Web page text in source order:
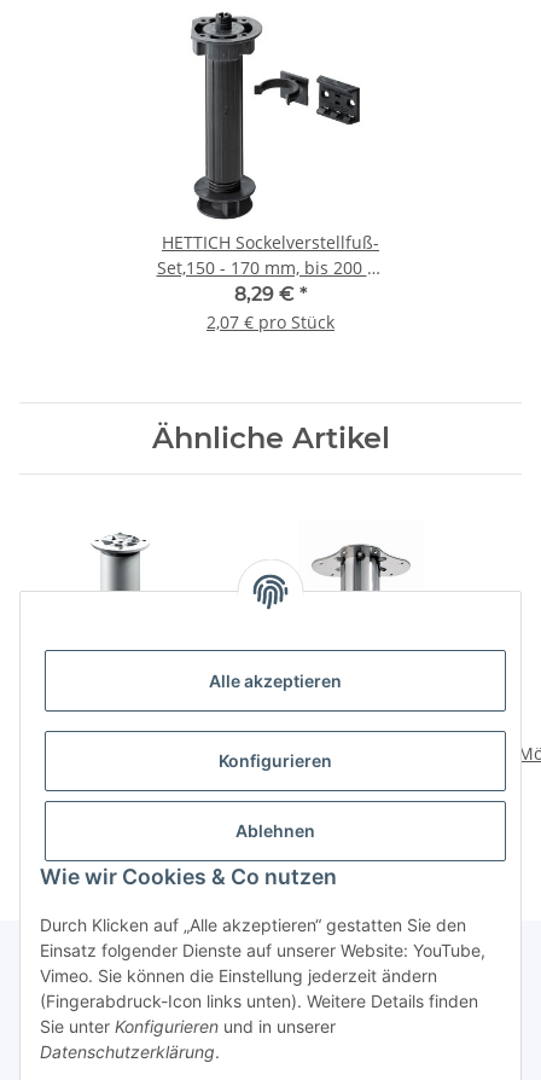
Alle akzeptieren
Konfigurieren
Ablehnen
Wie wir Cookies & Co nutzen
Durch Klicken auf „Alle akzeptieren“ gestatten Sie den
Einsatz folgender Dienste auf unserer Website: YouTube,
Vimeo. Sie können die Einstellung jederzeit ändern
(Fingerabdruck-Icon links unten). Weitere Details finden
Sie unter Konfigurieren und in unserer
Datenschutzerklärung.
HETTICH Sockelverstellfuß-
Set,150 - 170 mm, bis 200 kg
belastbar, 4 Stück
8,29 € *
2,07 € pro Stück
Ähnliche Artikel
HETTICH Möbelfuß
Lyona, Schwerlast, Alu, Ø
höhenverstellbar
HETTICH
Möbelfuß/Tischbein,
Edelstahl-Optik, Ø 60 x
200 mm, Belastbarkeit
100 kg, B-Ware Folie
defekt/nicht vorhanden
Über uns